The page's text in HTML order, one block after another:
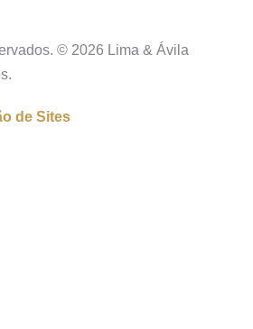
© 2026 Lima & Ávila
de Sites